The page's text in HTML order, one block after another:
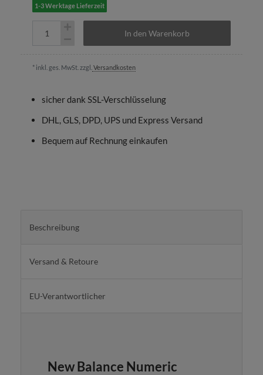
1-3 Werktage Lieferzeit
In den Warenkorb
* inkl. ges. MwSt. zzgl. Versandkosten
sicher dank SSL-Verschlüsselung
DHL, GLS, DPD, UPS und Express Versand
Bequem auf Rechnung einkaufen
Beschreibung
Versand & Retoure
EU-Verantwortlicher
New Balance Numeric